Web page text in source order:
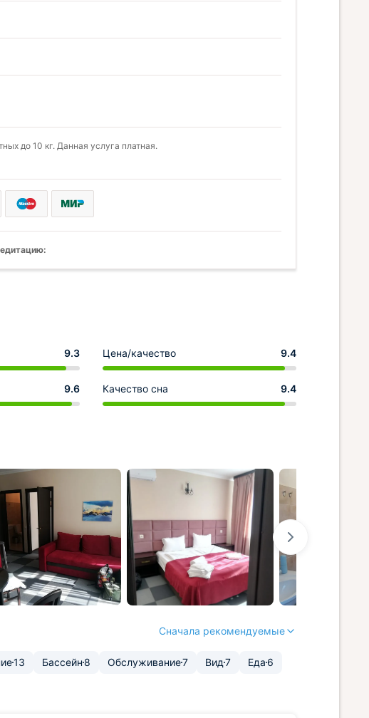
до 10 кг. Данная услуга платная.
9.3 Цена/качество 9.4
9.6 Качество сна 9.4
Сначала рекомендуемые
13 Бассейн 8 Обслуживание7 Вид7 Еда 6